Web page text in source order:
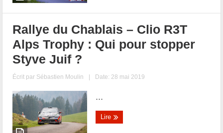
Rallye du Chablais – Clio R3T
Alps Trophy : Qui pour stopper
Styve Juif ?
Écrit par Sébastien Moulin | Date: 28 mai 2019
...
Lire